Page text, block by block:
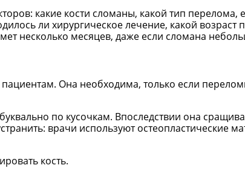
какие кости сломаны, какой тип перелома,
ли хирургическое лечение, какой возраст
несколько месяцев, даже если сломана
Она необходима, только если
по кусочкам. Впоследствии она
врачи используют остеопластические
кость.